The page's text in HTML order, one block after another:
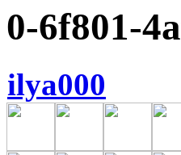
0-6f801-
ilya000